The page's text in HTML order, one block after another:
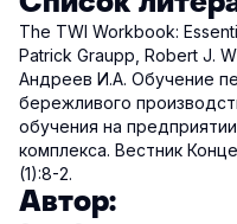
The TWI Workbook:
Patrick Graupp, Robert J.
Андреев И.А. Обучение
бережливого
обучения на
комплекса. Вестник
(1):8-2.
Автор: